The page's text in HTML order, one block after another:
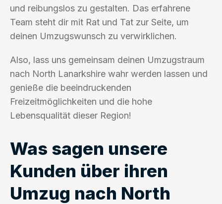
und reibungslos zu gestalten. Das erfahrene
Team steht dir mit Rat und Tat zur Seite, um
deinen Umzugswunsch zu verwirklichen.
Also, lass uns gemeinsam deinen Umzugstraum
nach North Lanarkshire wahr werden lassen und
genieße die beeindruckenden
Freizeitmöglichkeiten und die hohe
Lebensqualität dieser Region!
Was sagen unsere
Kunden über ihren
Umzug nach North